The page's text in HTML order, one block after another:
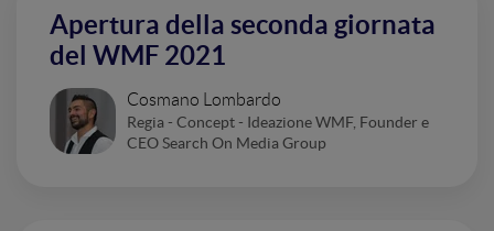
Apertura della seconda giornata
del WMF 2021
Cosmano Lombardo
Regia - Concept - Ideazione WMF, Founder e
CEO Search On Media Group